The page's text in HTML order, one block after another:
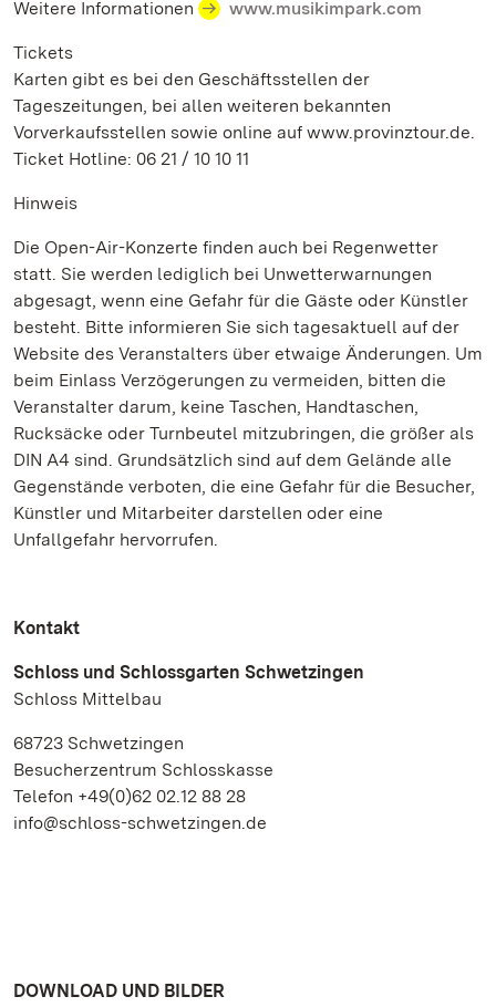
Weitere Informationen www.musikimpark.com
Tickets
Karten gibt es bei den Geschäftsstellen der
Tageszeitungen, bei allen weiteren bekannten
Vorverkaufsstellen sowie online auf www.provinztour.de.
Ticket Hotline: 06 21 / 10 10 11
Hinweis
Die Open-Air-Konzerte finden auch bei Regenwetter
statt. Sie werden lediglich bei Unwetterwarnungen
abgesagt, wenn eine Gefahr für die Gäste oder Künstler
besteht. Bitte informieren Sie sich tagesaktuell auf der
Website des Veranstalters über etwaige Änderungen. Um
beim Einlass Verzögerungen zu vermeiden, bitten die
Veranstalter darum, keine Taschen, Handtaschen,
Rucksäcke oder Turnbeutel mitzubringen, die größer als
DIN A4 sind. Grundsätzlich sind auf dem Gelände alle
Gegenstände verboten, die eine Gefahr für die Besucher,
Künstler und Mitarbeiter darstellen oder eine
Unfallgefahr hervorrufen.
Kontakt
Schloss und Schlossgarten Schwetzingen
Schloss Mittelbau
68723 Schwetzingen
Besucherzentrum Schlosskasse
Telefon +49(0)62 02.12 88 28
info@schloss-schwetzingen.de
DOWNLOAD UND BILDER